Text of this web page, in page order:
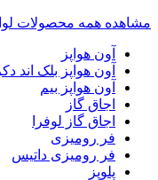
مشاهده همه محصولات
آون هواپز
آون هواپز بلک اند دکر
آون هواپز بیم
اجاق گاز
اجاق گاز لوفرا
فر رومیزی
فر رومیزی داتیس
پلوپز